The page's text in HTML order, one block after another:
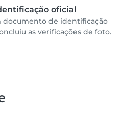
oficial
documento de identificação
as verificações de foto.